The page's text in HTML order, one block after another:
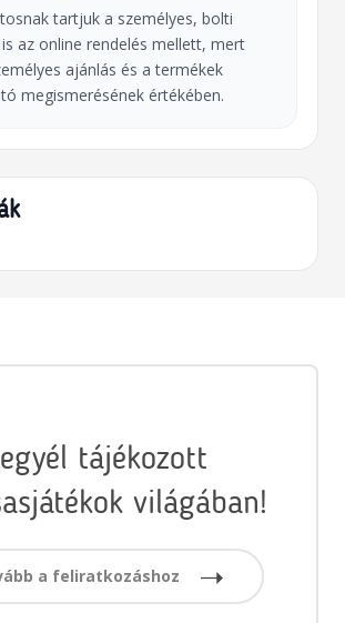
tartjuk a személyes, bolti
az online rendelés mellett, mert
ajánlás és a termékek
megismerésének értékében.
tájékozott
világában!
a feliratkozáshoz